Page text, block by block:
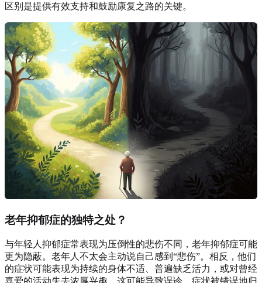
区别是提供有效支持和鼓励康复之路的关键。
老年抑郁症的独特之处？
与年轻人抑郁症常表现为压倒性的悲伤不同，老年抑郁症可能
更为隐蔽。老年人不太会主动说自己感到“悲伤”。相反，他们
的症状可能表现为持续的身体不适、普遍缺乏活力，或对曾经